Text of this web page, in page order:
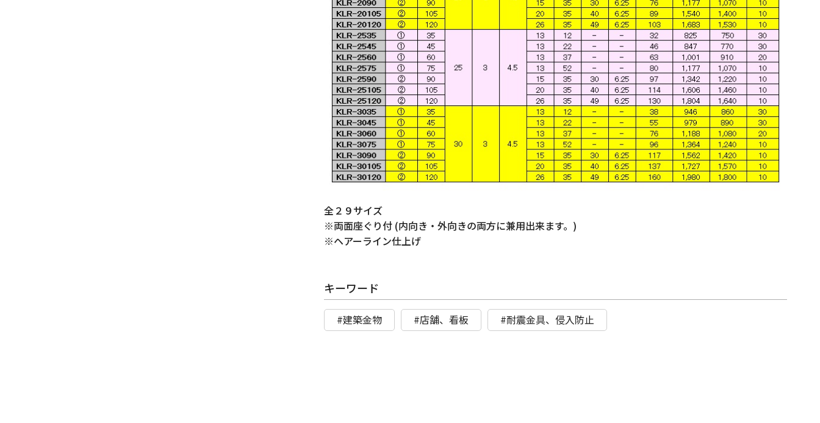
全２９サイズ
※両面座ぐり付 (内向き・外向きの両方に兼用出来ます。)
※ヘアーライン仕上げ
キーワード
#建築金物 #店舗、看板 #耐震金具、侵入防止